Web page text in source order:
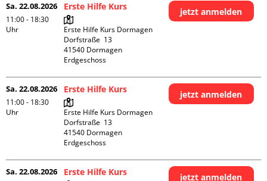
Sa. 22.08.2026
11:00 - 18:30
Uhr
Erste Hilfe Kurs
Erste Hilfe Kurs Dormagen
Dorfstraße  13
41540 Dormagen
Erdgeschoss
jetzt anmelden
Sa. 22.08.2026
11:00 - 18:30
Uhr
Erste Hilfe Kurs
Erste Hilfe Kurs Dormagen
Dorfstraße  13
41540 Dormagen
Erdgeschoss
jetzt anmelden
Sa. 22.08.2026 Erste Hilfe Kurs jetzt anmelden